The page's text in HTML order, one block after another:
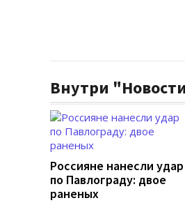
Внутри
Россияне нанесли удар
по Павлограду: двое
раненых